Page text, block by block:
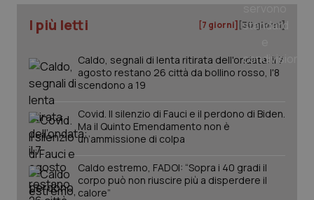
I più letti [7 giorni] [30 giorni]
Caldo, segnali di lenta ritirata dell'ondata: il 7
agosto restano 26 città da bollino rosso, l'8
scendono a 19
Covid. Il silenzio di Fauci e il perdono di Biden.
Ma il Quinto Emendamento non è
un’ammissione di colpa
Caldo estremo, FADOI: “Sopra i 40 gradi il
corpo può non riuscire più a disperdere il
calore”
tracking-sites-ironfish-
session-id
www.quotidianosanita.it